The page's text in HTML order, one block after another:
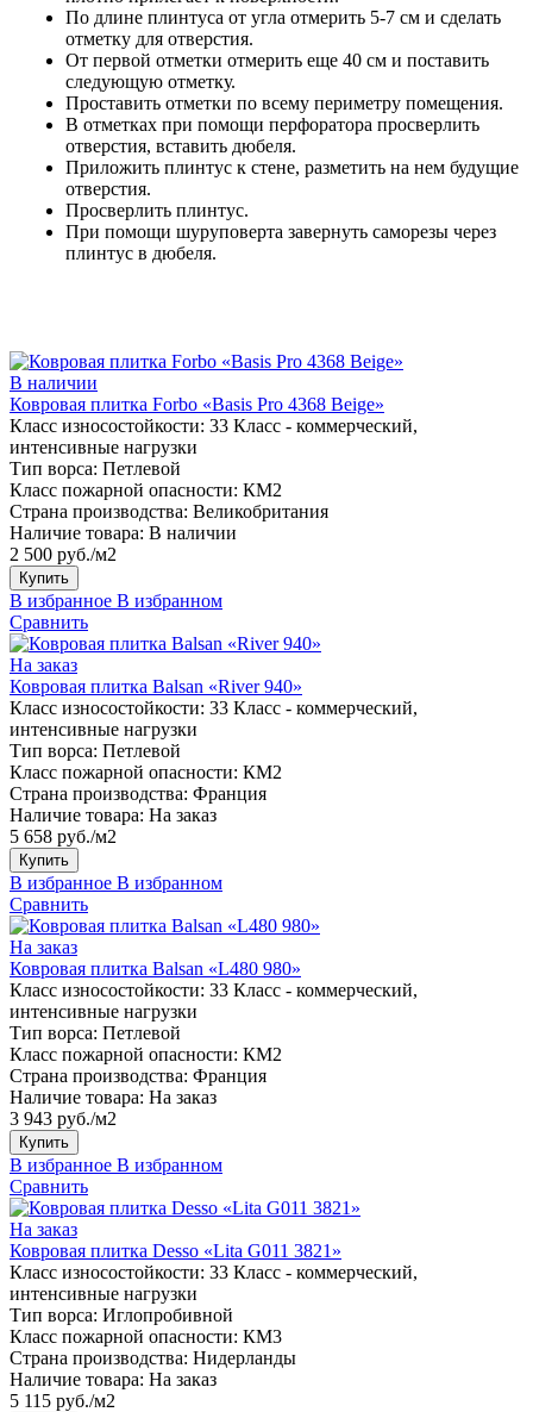
По длине плинтуса от угла отмерить 5-7 см и сделать
отметку для отверстия.
От первой отметки отмерить еще 40 см и поставить
следующую отметку.
Проставить отметки по всему периметру помещения.
В отметках при помощи перфоратора просверлить
отверстия, вставить дюбеля.
Приложить плинтус к стене, разметить на нем будущие
отверстия.
Просверлить плинтус.
При помощи шуруповерта завернуть саморезы через
плинтус в дюбеля.
В наличии
Ковровая плитка Forbo «Basis Pro 4368 Beige»
Класс износостойкости: 33 Класс - коммерческий,
интенсивные нагрузки
Тип ворса: Петлевой
Класс пожарной опасности: КМ2
Страна производства: Великобритания
Наличие товара: В наличии
2 500 руб./м2
Купить
В избранное В избранном
Сравнить
На заказ
Ковровая плитка Balsan «River 940»
Класс износостойкости: 33 Класс - коммерческий,
интенсивные нагрузки
Тип ворса: Петлевой
Класс пожарной опасности: КМ2
Страна производства: Франция
Наличие товара: На заказ
5 658 руб./м2
Купить
В избранное В избранном
Сравнить
На заказ
Ковровая плитка Balsan «L480 980»
Класс износостойкости: 33 Класс - коммерческий,
интенсивные нагрузки
Тип ворса: Петлевой
Класс пожарной опасности: КМ2
Страна производства: Франция
Наличие товара: На заказ
3 943 руб./м2
Купить
В избранное В избранном
Сравнить
На заказ
Ковровая плитка Desso «Lita G011 3821»
Класс износостойкости: 33 Класс - коммерческий,
интенсивные нагрузки
Тип ворса: Иглопробивной
Класс пожарной опасности: КМ3
Страна производства: Нидерланды
Наличие товара: На заказ
5 115 руб./м2